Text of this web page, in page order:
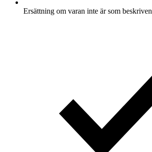
Ersättning om varan inte är som beskriven